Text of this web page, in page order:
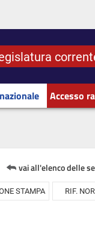
Accesso
vai all'elenco delle
STAMPA RIF.